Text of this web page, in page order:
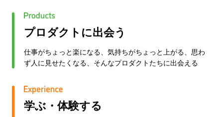
プロダクトに出会う
仕事がちょっと楽になる、気持ちがちょっと上がる、思わ
ず人に見せたくなる、そんなプロダクトたちに出会える
学ぶ・体験する